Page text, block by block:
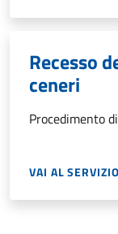
Recesso
ceneri
Procedimento
VAI AL SERVIZIO